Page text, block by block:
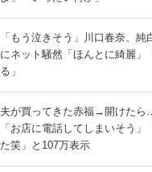
「もう泣きそう」川口春奈、
にネット騒然「ほんとに綺麗」
る」
夫が買ってきた赤福→開けた
「お店に電話してしまいそう
た笑」と107万表示